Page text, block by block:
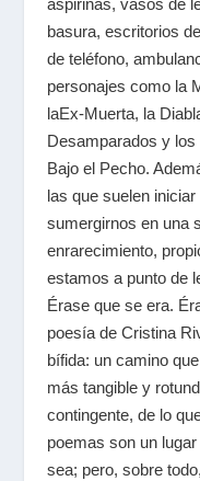
aspirinas, vasos de
basura, escritorios
de teléfono,
personajes como la
laEx-Muerta, la
Desamparados y
Bajo el Pecho.
las que suelen
sumergirnos en una
enrarecimiento,
estamos a punto de
Érase que se era.
poesía de Cristina
bífida: un camino
más tangible y
contingente, de lo
poemas son un
sea; pero, sobre